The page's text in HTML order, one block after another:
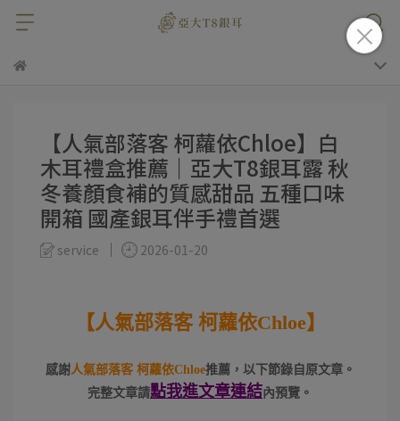
【人氣部落客 柯蘿依Chloe】白
木耳禮盒推薦｜亞大T8銀耳露 秋
冬養顏食補的質感甜品 五種口味
開箱 國產銀耳伴手禮首選
service 2026-01-20
【人氣部落客 柯蘿依Chloe】
感謝人氣部落客 柯蘿依Chloe推薦，以下節錄自原文章。
完整文章請點我進文章連結內預覽。